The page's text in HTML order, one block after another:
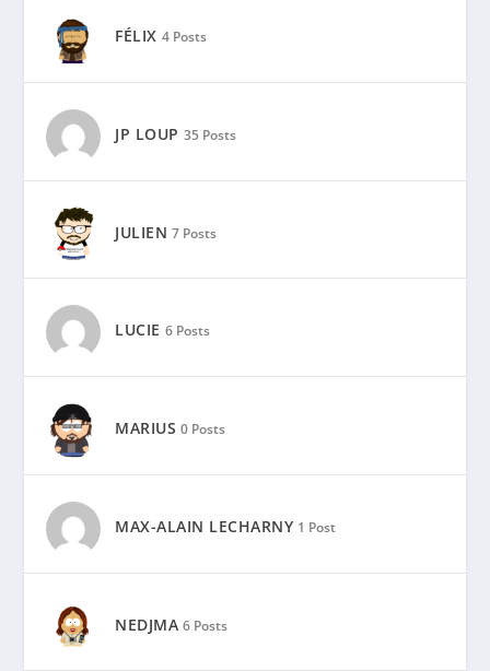
FÉLIX 4 Posts
JP LOUP 35 Posts
JULIEN 7 Posts
LUCIE 6 Posts
MARIUS 0 Posts
MAX-ALAIN LECHARNY 1 Post
NEDJMA 6 Posts